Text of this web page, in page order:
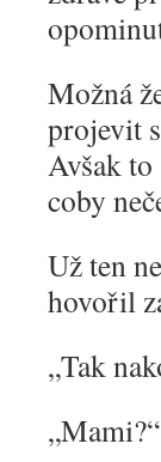
Možná
projevit
Avšak
coby
Už ten
hovořil
„Tak
„Mami?“